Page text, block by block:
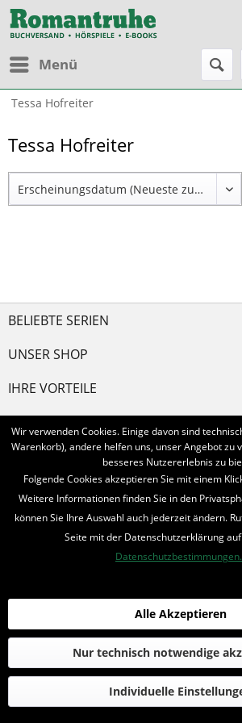
Menü
Tessa Hofreiter
Tessa Hofreiter
BELIEBTE SERIEN
UNSER SHOP
IHRE VORTEILE
INFORMIERT BLEIBEN
Bestellung widerrufen
* Alle Preise inkl. MwSt. und zzgl.
© 2016-2022 Romantruhe - Buchversand,
die profilschmiede - Internetagentur
Wir verwenden Cookies. Einige davon sind
Warenkorb), andere helfen uns, unser Angebot zu
besseres Nutzererlebnis zu
Folgende Cookies akzeptieren Sie mit einem
Weitere Informationen finden Sie in den
können Sie Ihre Auswahl auch jederzeit ändern.
Seite mit der Datenschutzerklärung
Datenschutzbestimmungen.
Individuelle
Nur technisch notwendige
Alle Akzeptieren